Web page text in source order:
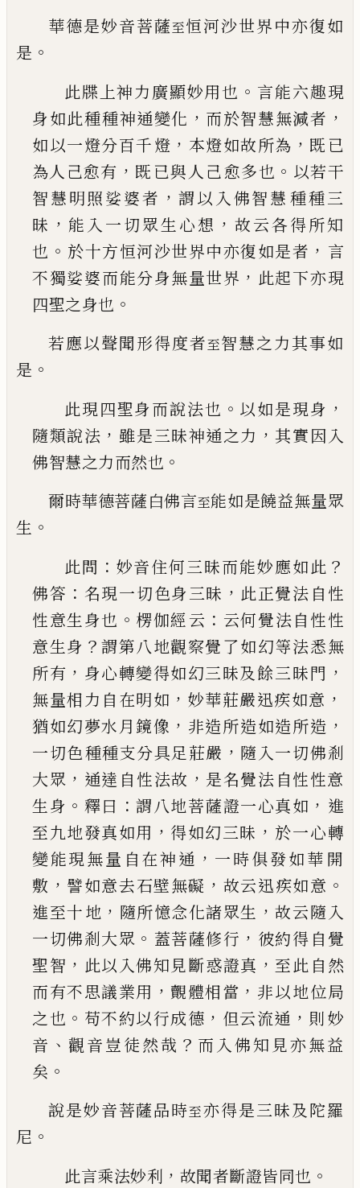
華德是妙音菩薩至恒河沙世界中亦復如
是 。
此牒上神力廣顯妙用也 。 言能六趣現
身如此種種神通變化 ， 而於智慧無減者 ，
如以一燈分百千燈 ， 本燈如故所為 ， 既 已
為人己愈有 ， 既 已與人己愈多也 。 以若干
智慧明照娑婆者 ， 謂以入佛智慧 種種三
昧 ， 能入一切眾生心想 ， 故云各得所知
也 。 於十方恒河沙世界中亦復如是者 ， 言
不獨娑婆而能分身無量世界 ， 此起下亦現
四聖之身也 。
若應以聲聞形得度者至智慧之力其事如
是 。
此現四聖身而說法也 。 以如是現身 ，
隨類說法 ， 雖是三昧神通之力 ， 其實因入
佛智慧之力而然也 。
爾時華德菩薩白佛言至能如是饒益無量眾
生 。
此問 ： 妙音住何三昧而能妙應如此 ？
佛答 ： 名現一切色身三昧 ， 此正覺法自性
性意生身也 。 楞伽經云 ： 云何覺法自性性
意生身 ？ 謂第八地觀察覺了如幻等法悉無
所有 ， 身心轉變得如幻三昧及餘三昧門 ，
無量相力自在明如 ， 妙華莊嚴迅疾如意 ，
猶如幻夢水月鏡像 ， 非造所造如造所造 ，
一切色種種支分具足莊嚴 ， 隨入一切佛剎
大眾 ， 通達自性法故 ， 是名覺法自性性意
生身 。 釋曰 ： 謂八地菩薩證一心真如 ， 進
至九地發真如用 ， 得如幻三昧 ， 於一心轉
變能現無量自在神通 ， 一時俱發如華 開
敷 ， 譬如意去石壁無礙 ， 故云迅疾如意 。
進至十地 ， 隨所憶念化諸眾生 ， 故云隨入
一切佛剎大眾 。 蓋菩薩修行 ， 彼約得自覺
聖智 ， 此以入佛知見斷惑證真 ， 至此自然
而有不思議業用 ， 覿體相當 ， 非以地位局
之也 。 苟不約以行成德 ， 但云流通 ， 則妙
音 、 觀音豈徒然哉 ？ 而入佛知見亦無益
矣 。
說是妙音菩薩品時至亦得是三昧及陀羅
尼 。
此言乘法妙利 ， 故聞者斷證皆同也 。